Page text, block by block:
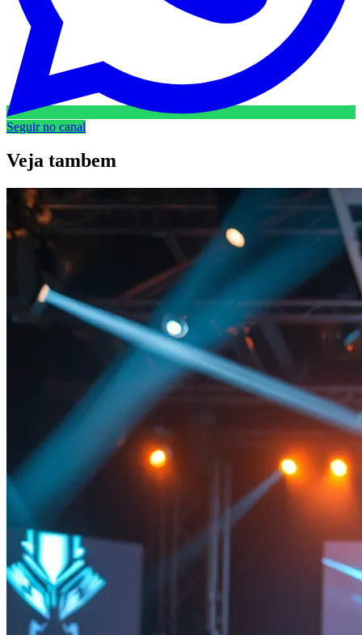
Seguir no canal
Veja tambem